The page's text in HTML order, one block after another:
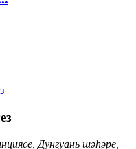
Дунгуань шәһәре,